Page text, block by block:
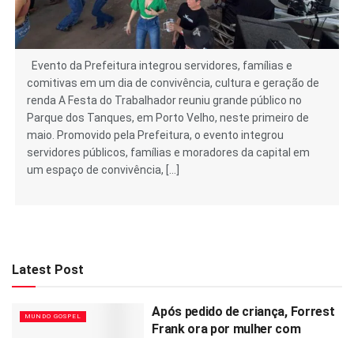
Evento da Prefeitura integrou servidores, famílias e
comitivas em um dia de convivência, cultura e geração de
renda A Festa do Trabalhador reuniu grande público no
Parque dos Tanques, em Porto Velho, neste primeiro de
maio. Promovido pela Prefeitura, o evento integrou
servidores públicos, famílias e moradores da capital em
um espaço de convivência, […]
Latest Post
MUNDO GOSPEL
Após pedido de criança, Forrest
Frank ora por mulher com